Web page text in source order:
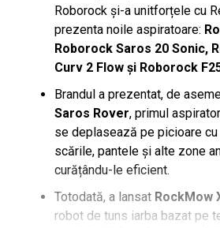
Roborock și-a unitforțele cu
prezenta noile aspiratoare:
Roborock Saros 20 Sonic,
Curv 2 Flow și Roborock
Brandul a prezentat, de
Saros Rover, primul
se deplasează pe picioare
scările, pantele și alte zone
curățându-le eficient.
Totodată, a lansat RockMow
robot de tuns iarba bazat pe